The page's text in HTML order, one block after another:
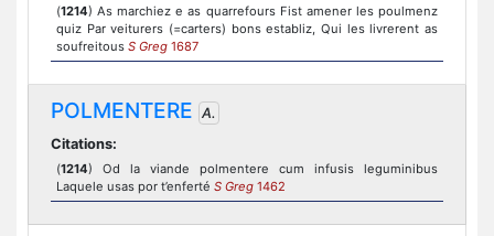
(1214) As marchiez e as quarrefours Fist amener les poulmenz
quiz Par veiturers (=carters) bons establiz, Qui les livrerent as
soufreitous S Greg 1687
POLMENTERE A.
Citations:
(1214) Od la viande polmentere cum infusis leguminibus
Laquele usas por t’enferté S Greg 1462